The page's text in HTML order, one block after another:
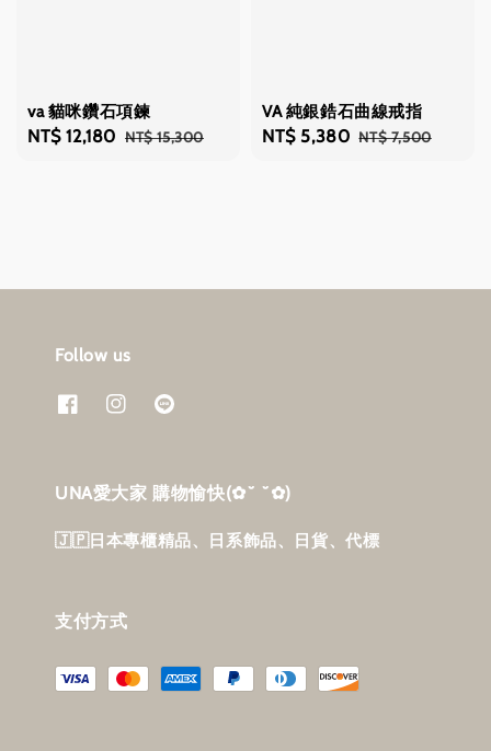
va 貓咪鑽石項鍊
Sale
NT$ 12,180 Regular
NT$ 15,300
VA 純銀鋯石曲線戒指
Sale
NT$ 5,380 Regular
NT$ 7,500
Follow us
UNA愛大家 購物愉快‎(✿˘ ˘✿)
🇯🇵日本專櫃精品、日系飾品、日貨、代標
支付方式